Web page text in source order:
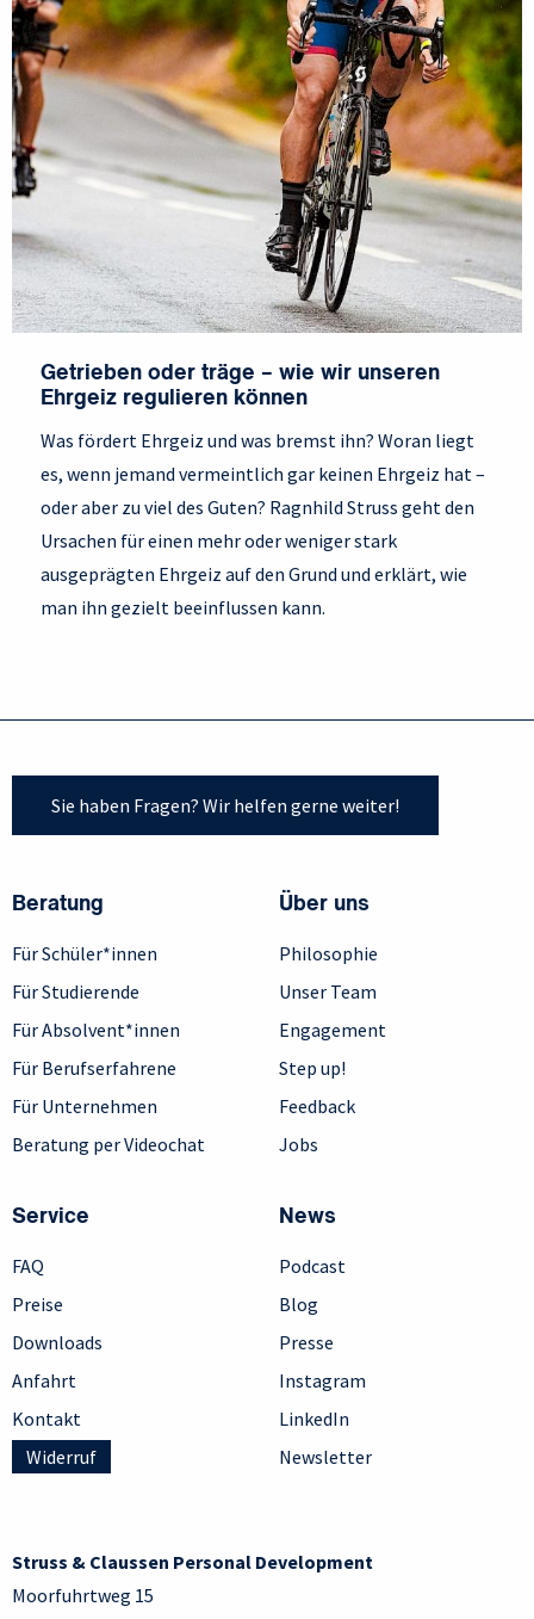
Getrieben oder träge – wie wir unseren
Ehrgeiz regulieren können
Was fördert Ehrgeiz und was bremst ihn? Woran liegt
es, wenn jemand vermeintlich gar keinen Ehrgeiz hat –
oder aber zu viel des Guten? Ragnhild Struss geht den
Ursachen für einen mehr oder weniger stark
ausgeprägten Ehrgeiz auf den Grund und erklärt, wie
man ihn gezielt beeinflussen kann.
Sie haben Fragen? Wir helfen gerne weiter!
Beratung
Für Schüler*innen
Für Studierende
Für Absolvent*innen
Für Berufserfahrene
Für Unternehmen
Beratung per Videochat
Über uns
Philosophie
Unser Team
Engagement
Step up!
Feedback
Jobs
Service
FAQ
Preise
Downloads
Anfahrt
Kontakt
Widerruf
News
Podcast
Blog
Presse
Instagram
LinkedIn
Newsletter
Struss & Claussen Personal Development
Moorfuhrtweg 15